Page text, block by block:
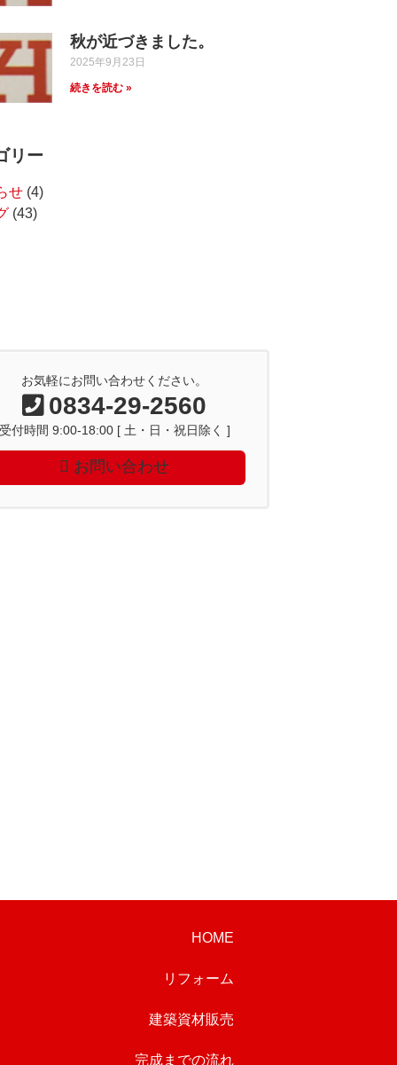
秋が近づきました。
2025年9月23日
続きを読む »
リー
せ (4)
(43)
お気軽にお問い合わせください。
0834-29-2560
付時間 9:00-18:00 [ 土・日・祝日除く ]
お問い合わせ
HOME
リフォーム
建築資材販売
完成までの流れ